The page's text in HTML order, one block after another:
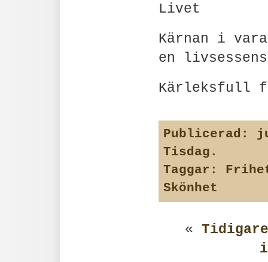
Livet
Kärnan i
en livsessens
Kärleksfull
Publicerad:
Tisdag .
Taggar:
Skönhet
«